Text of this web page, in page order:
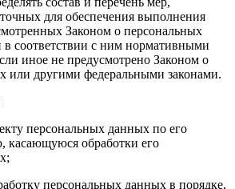
для обеспечения выполнения
Законом о персональных
соответствии с ним нормативными
иное не предусмотрено Законом о
или другими федеральными законами.
персональных данных по его
касающуюся обработки его
персональных данных в порядке,